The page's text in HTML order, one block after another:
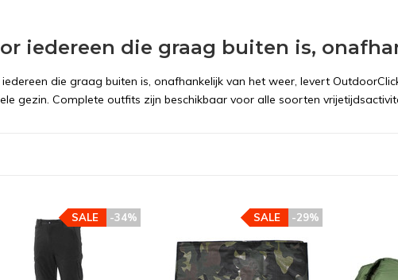
iedereen die graag buiten is,
die graag buiten is, onafhankelijk van het weer, levert
gezin. Complete outfits zijn beschikbaar voor alle soorten
-34%
SALE -29%
SALE